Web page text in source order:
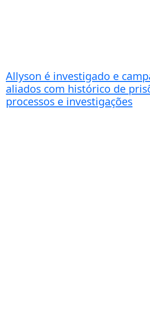
Allyson é investigado e
aliados com histórico de
processos e investigações